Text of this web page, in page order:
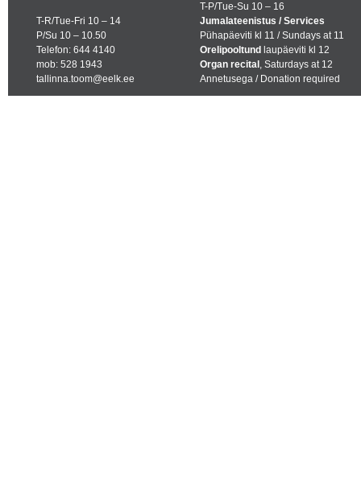
T-R/Tue-Fri 10 – 14
P/Su 10 – 10.50
Telefon: 644 4140
mob: 528 1943
tallinna.toom@eelk.ee
T-P/Tue-Su 10 – 16
Jumalateenistus / Services
Pühapäeviti kl 11 / Sundays at 11
Orelipooltund laupäeviti kl 12
Organ recital , Saturdays at 12
Annetusega / Donation required